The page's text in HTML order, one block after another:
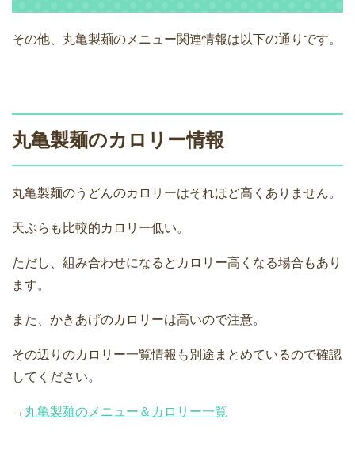
その他、丸亀製麺のメニュー関連情報は以下の通りです。
丸亀製麺のカロリー情報
丸亀製麺のうどんのカロリーはそれほど高くありません。
天ぷらも比較的カロリー低い。
ただし、組み合わせになるとカロリー高くなる場合もあり
ます。
また、かきあげのカロリーは高いので注意。
その辺りのカロリー一覧情報も別途まとめているので確認
してください。
→ 丸亀製麺のメニュー＆カロリー一覧